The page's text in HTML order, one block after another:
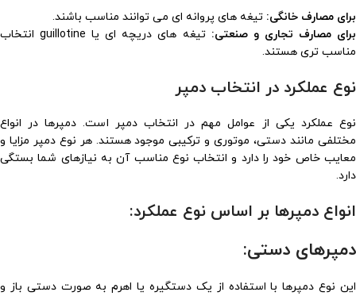
برای مصارف خانگی: تیغه های پروانه ای می توانند مناسب باشند.
برای مصارف تجاری و صنعتی:
تیغه های دریچه ای یا guillotine انتخاب
مناسب تری هستند.
نوع عملکرد در انتخاب دمپر
نوع عملکرد یکی از عوامل مهم در انتخاب دمپر است. دمپرها در انواع
مختلفی مانند دستی، موتوری و ترکیبی موجود هستند. هر نوع دمپر مزایا و
معایب خاص خود را دارد و انتخاب نوع مناسب آن به نیازهای شما بستگی
دارد.
انواع دمپرها بر اساس نوع عملکرد:
دمپرهای دستی:
این نوع دمپرها با استفاده از یک دستگیره یا اهرم به صورت دستی باز و